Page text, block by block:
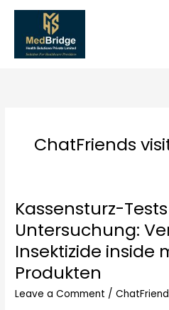
Skip
content
ChatFriends
Kassensturz-
Untersuchung:
Insektizide inside
Produkten
Leave a Comment /
Kassensturz-
–
Steinpilze
im
Untersuchung:
Verbotene